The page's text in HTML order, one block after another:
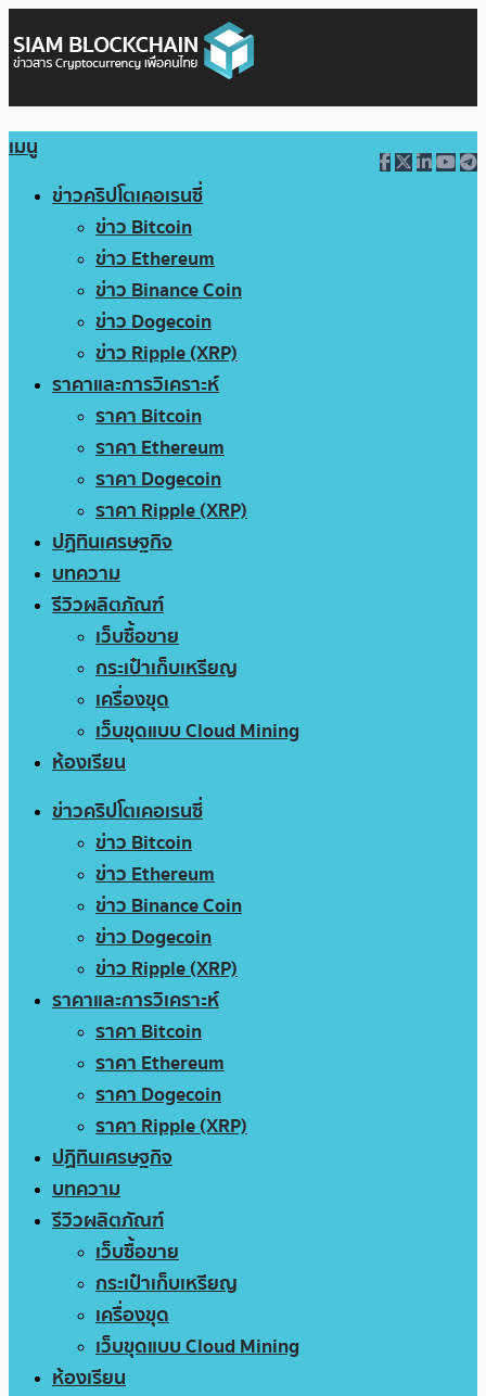
เมนู
ข่าวคริปโตเคอเรนซี่
ข่าว Bitcoin
ข่าว Ethereum
ข่าว Binance Coin
ข่าว Dogecoin
ข่าว Ripple (XRP)
ราคาและการวิเคราะห์
ราคา Bitcoin
ราคา Ethereum
ราคา Dogecoin
ราคา Ripple (XRP)
ปฏิทินเศรษฐกิจ
บทความ
รีวิวผลิตภัณฑ์
เว็บซื้อขาย
กระเป๋าเก็บเหรียญ
เครื่องขุด
เว็บขุดแบบ Cloud Mining
ห้องเรียน
ข่าวคริปโตเคอเรนซี่
ข่าว Bitcoin
ข่าว Ethereum
ข่าว Binance Coin
ข่าว Dogecoin
ข่าว Ripple (XRP)
ราคาและการวิเคราะห์
ราคา Bitcoin
ราคา Ethereum
ราคา Dogecoin
ราคา Ripple (XRP)
ปฏิทินเศรษฐกิจ
บทความ
รีวิวผลิตภัณฑ์
เว็บซื้อขาย
กระเป๋าเก็บเหรียญ
เครื่องขุด
เว็บขุดแบบ Cloud Mining
ห้องเรียน